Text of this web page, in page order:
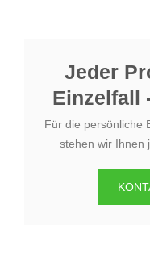
Jeder
Einzelfall
Für die persönliche
stehen wir Ihnen